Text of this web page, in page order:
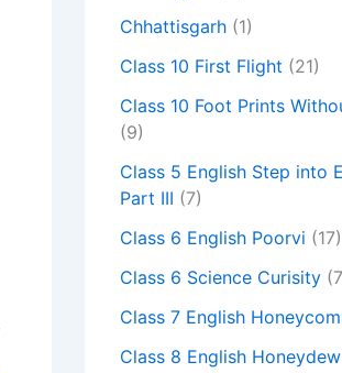
Chhattisgarh (1)
Class 10 First Flight (21)
Class 10 Foot Prints
(9)
Class 5 English Step into
Part III (7)
Class 6 English Poorvi (17)
Class 6 Science Curisity
Class 7 English
Class 8 English Honeydew